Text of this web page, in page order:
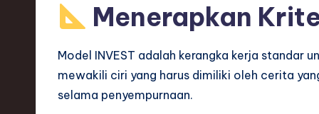
Menerapkan
Model INVEST adalah kerangka kerja standar
mewakili ciri yang harus dimiliki oleh cerita
selama penyempurnaan.